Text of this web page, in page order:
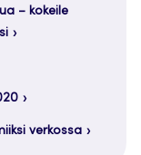
– kokeile
verkossa